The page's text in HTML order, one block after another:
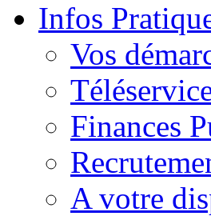
Infos
Vos
Finances
A votre